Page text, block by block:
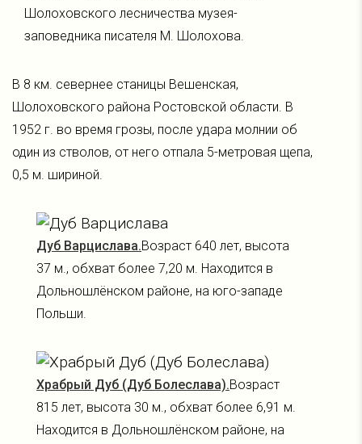
Шолоховского лесничества музея-
заповедника писателя М. Шолохова.
В 8 км. севернее станицы Вешенская,
Шолоховского района Ростовской области. В
1952 г. во время грозы, после удара молнии об
один из стволов, от него отпала 5-метровая щепа,
0,5 м. шириной.
Дуб Варцислава.Возраст 640 лет, высота
37 м., обхват более 7,20 м. Находится в
Дольношлёнском районе, на юго-западе
Польши.
Храбрый Дуб (Дуб Болеслава).Возраст
815 лет, высота 30 м., обхват более 6,91 м.
Находится в Дольношлёнском районе, на